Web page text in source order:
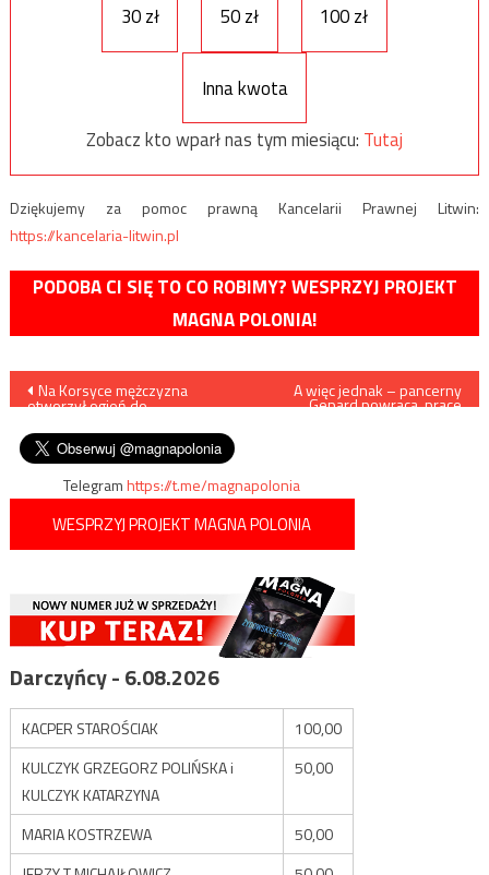
30 zł
50 zł 100 zł
Inna kwota
Zobacz kto wparł nas tym miesiącu: Tutaj
Dziękujemy za pomoc prawną Kancelarii Prawnej Litwin:
https://kancelaria-litwin.pl
PODOBA CI SIĘ TO CO ROBIMY? WESPRZYJ PROJEKT
MAGNA POLONIA!
Nawigacja
wpisu
Na Korsyce mężczyzna
otworzył ogień do
A więc jednak – pancerny
Gepard powraca, prace
Telegramhttps://t.me/magnapolonia
WESPRZYJ PROJEKT MAGNA POLONIA
Darczyńcy - 6.08.2026
KACPER STAROŚCIAK
100,00
KULCZYK GRZEGORZ POLIŃSKA i
KULCZYK KATARZYNA
50,00
MARIA KOSTRZEWA
50,00